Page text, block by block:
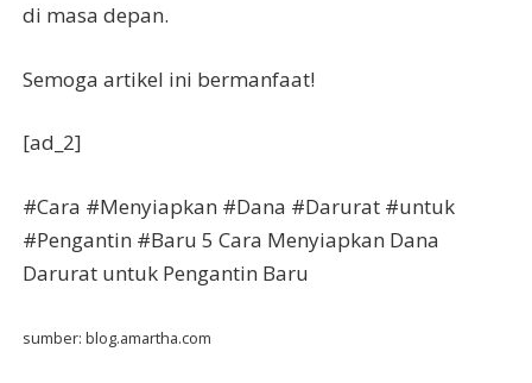
di masa depan.
Semoga artikel ini bermanfaat!
[ad_2]
#Cara #Menyiapkan #Dana #Darurat #untuk
#Pengantin #Baru 5 Cara Menyiapkan Dana
Darurat untuk Pengantin Baru
sumber: blog.amartha.com